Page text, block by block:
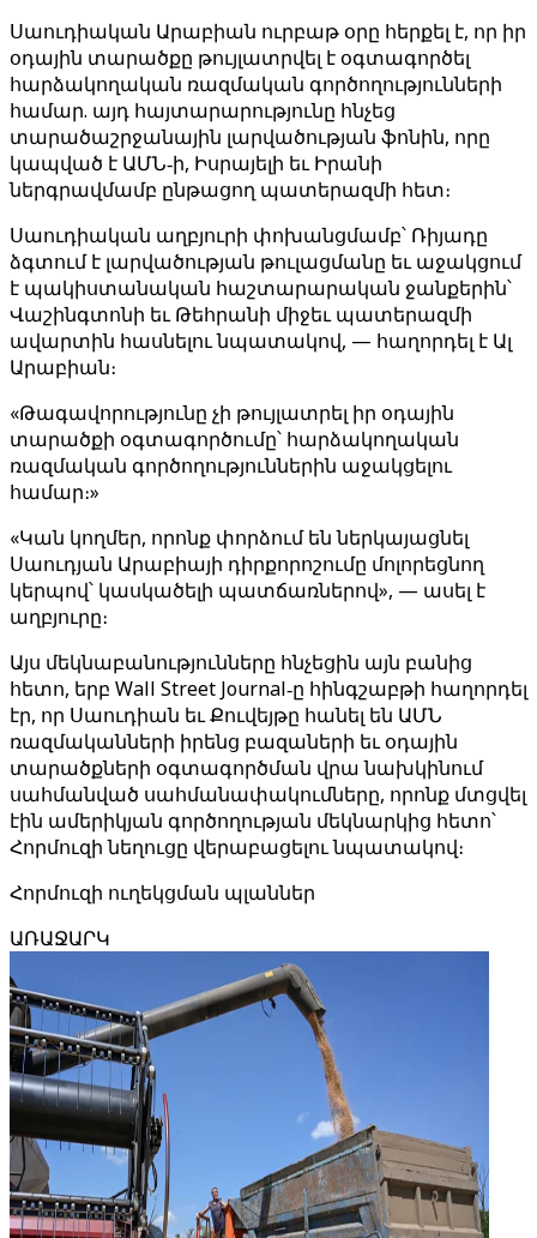
Սաուդիական Արաբիան ուրբաթ օրը հերքել է, որ իր
օդային տարածքը թույլատրվել է օգտագործել
հարձակողական ռազմական գործողությունների
համար. այդ հայտարարությունը հնչեց
տարածաշրջանային լարվածության ֆոնին, որը
կապված է ԱՄՆ‑ի, Իսրայելի եւ Իրանի
ներգրավմամբ ընթացող պատերազմի հետ։
Սաուդիական աղբյուրի փոխանցմամբ՝ Ռիյադը
ձգտում է լարվածության թուլացմանը եւ աջակցում
է պակիստանական հաշտարարական ջանքերին՝
Վաշինգտոնի եւ Թեհրանի միջեւ պատերազմի
ավարտին հասնելու նպատակով, — հաղորդել է Ալ
Արաբիան։
«Թագավորությունը չի թույլատրել իր օդային
տարածքի օգտագործումը՝ հարձակողական
ռազմական գործողություններին աջակցելու
համար։»
«Կան կողմեր, որոնք փորձում են ներկայացնել
Սաուդյան Արաբիայի դիրքորոշումը մոլորեցնող
կերպով՝ կասկածելի պատճառներով», — ասել է
աղբյուրը։
Այս մեկնաբանությունները հնչեցին այն բանից
հետո, երբ Wall Street Journal‑ը հինգշաբթի հաղորդել
էր, որ Սաուդիան եւ Քուվեյթը հանել են ԱՄՆ
ռազմականների իրենց բազաների եւ օդային
տարածքների օգտագործման վրա նախկինում
սահմանված սահմանափակումները, որոնք մտցվել
էին ամերիկյան գործողության մեկնարկից հետո՝
Հորմուզի նեղուցը վերաբացելու նպատակով։
Հորմուզի ուղեկցման պլաններ
ԱՌԱՋԱՐԿ